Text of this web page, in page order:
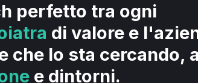
perfetto tra ogni
di valore e
che lo sta cercando, a
e dintorni.